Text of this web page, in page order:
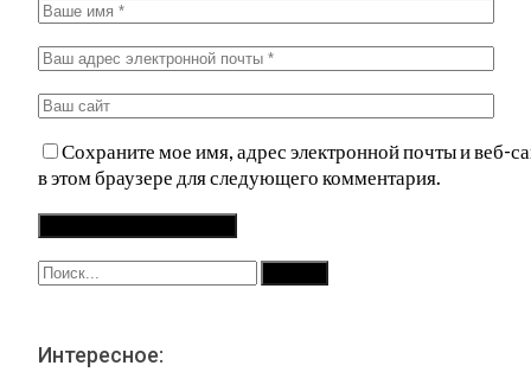
Сохраните мое имя, адрес электронной почты и веб-
в этом браузере для следующего комментария.
Интересное: